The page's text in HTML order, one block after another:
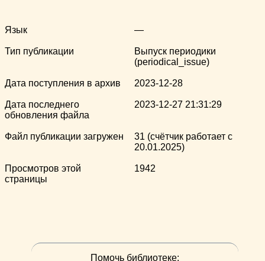
Язык —
Тип публикации
Выпуск периодики
(periodical_issue)
Дата поступления в архив 2023-12-28
Дата последнего
обновления файла
2023-12-27 21:31:29
Файл публикации загружен
31 (счётчик работает с
20.01.2025)
Просмотров этой
страницы
1942
Помочь библиотеке: